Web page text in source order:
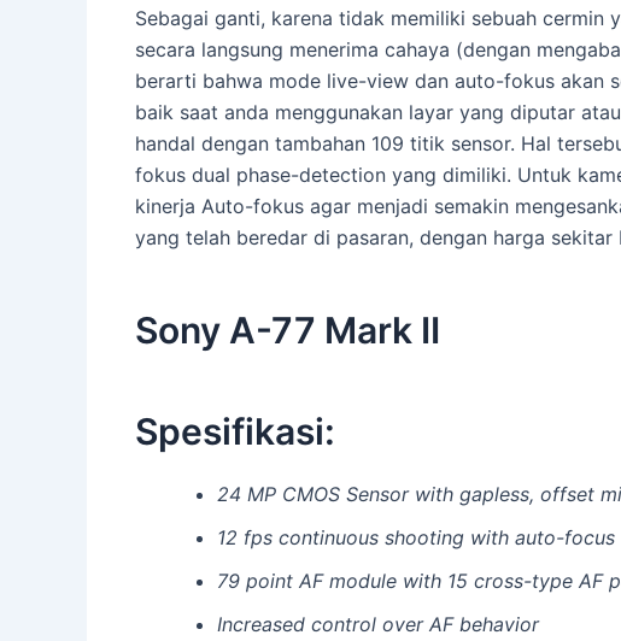
Sebagai ganti, karena tidak memiliki sebuah cermin
secara langsung menerima cahaya (dengan
berarti bahwa mode live-view dan auto-fokus akan
baik saat anda menggunakan layar yang diputar
handal dengan tambahan 109 titik sensor. Hal
fokus dual phase-detection yang dimiliki. Untuk
kinerja Auto-fokus agar menjadi semakin
yang telah beredar di pasaran, dengan harga sekitar
Sony A-77 Mark II
Spesifikasi:
24 MP CMOS Sensor with gapless, offset
12 fps continuous shooting with auto-focus
79 point AF module with 15 cross-type AF
Increased control over AF behavior